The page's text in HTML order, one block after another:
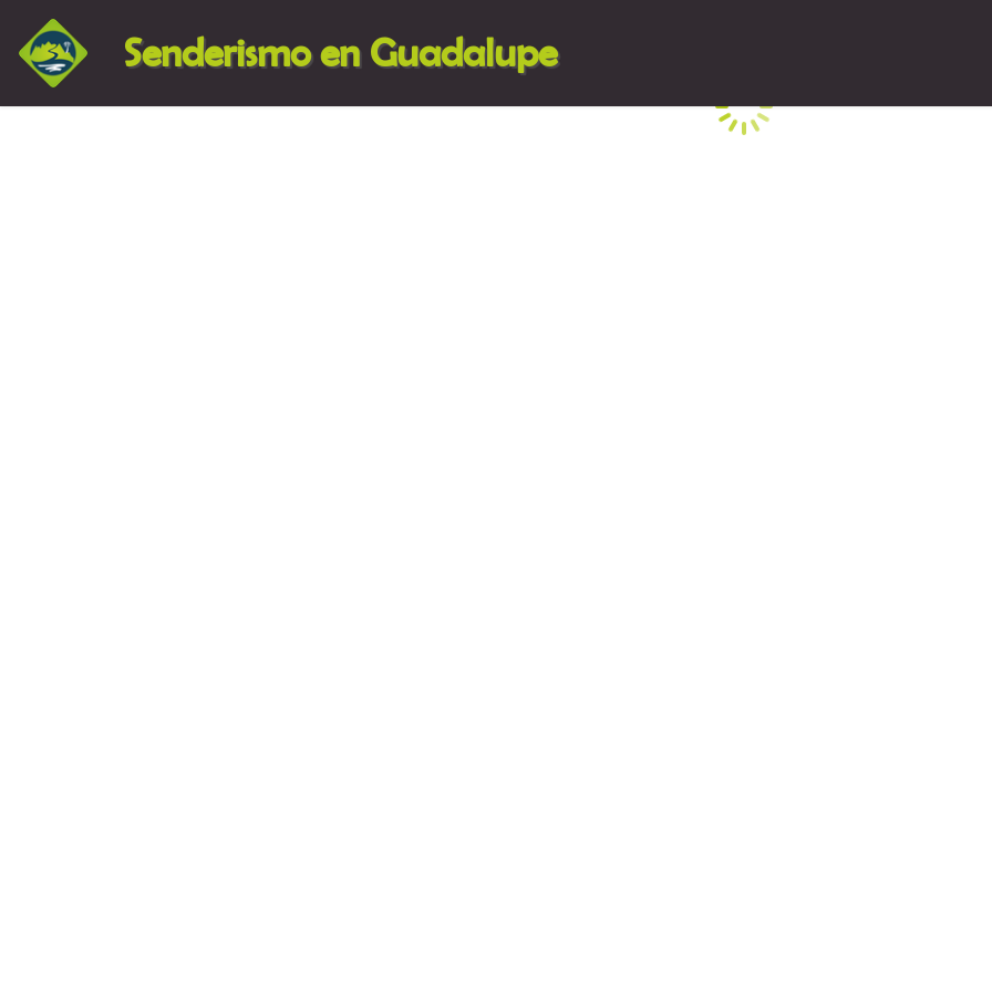
Senderismo en Guadalupe
Cargando